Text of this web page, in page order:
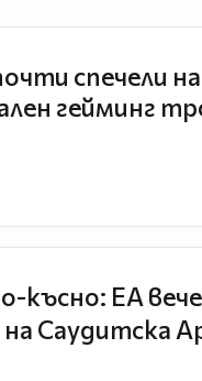
спечели
гейминг
късно: EA
Саудитска